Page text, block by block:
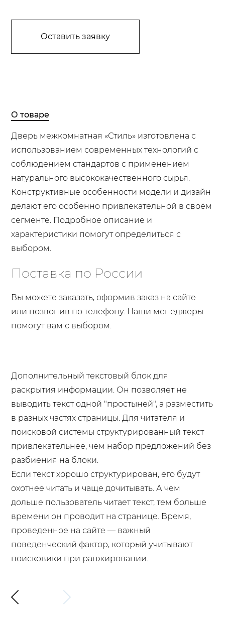
Оставить заявку
О товаре
Дверь межкомнатная «Стиль» изготовлена с
использованием современных технологий с
соблюдением стандартов с применением
натурального высококачественного сырья.
Конструктивные особенности модели и дизайн
делают его особенно привлекательной в своём
сегменте. Подробное описание и
характеристики помогут определиться с
выбором.
Поставка по России
Вы можете заказать, оформив заказ на сайте
или позвонив по телефону. Наши менеджеры
помогут вам с выбором.
Дополнительный текстовый блок для
раскрытия информации. Он позволяет не
выводить текст одной "простыней", а разместить
в разных частях страницы. Для читателя и
поисковой системы структурированный текст
привлекательнее, чем набор предложений без
разбиения на блоки.
Если текст хорошо структурирован, его будут
охотнее читать и чаще дочитывать. А чем
дольше пользователь читает текст, тем больше
времени он проводит на странице. Время,
проведенное на сайте — важный
поведенческий фактор, который учитывают
поисковики при ранжировании.